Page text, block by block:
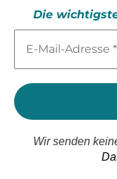
Die
Mail-
*
Wir senden